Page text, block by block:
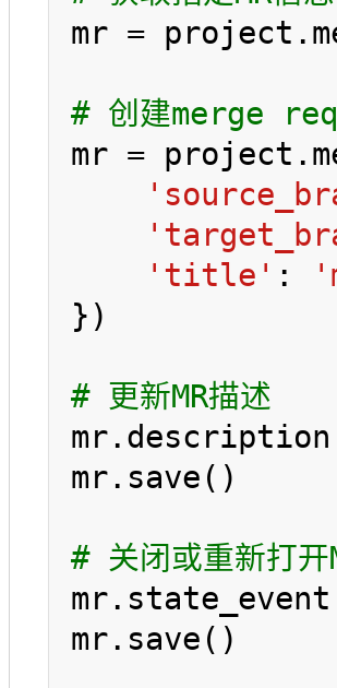
mr =
# 创建merge
mr =
'title' :
})
# 更新MR描述
mr.save()
# 关闭或重新打开
mr.save()